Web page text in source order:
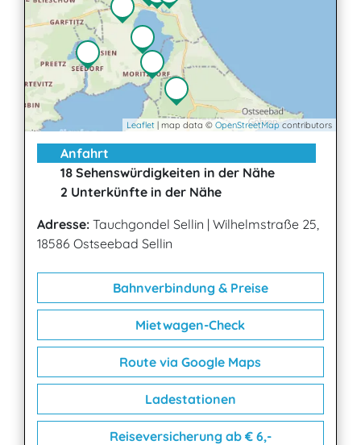
Leaflet | map data © OpenStreetMap contributors
Anfahrt
18 Sehenswürdigkeiten in der Nähe
2 Unterkünfte in der Nähe
Adresse: Tauchgondel Sellin | Wilhelmstraße 25,
18586 Ostseebad Sellin
Bahnverbindung & Preise
Mietwagen-Check
Route via Google Maps
Ladestationen
Reiseversicherung ab € 6,-